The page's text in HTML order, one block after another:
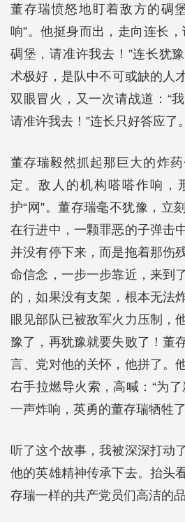
董存瑞愤怒地盯着敌方的碉
响”。他挺身而出，走向连长
碉堡，请准许我去！”连长犹
术极好，是队中不可或缺的
双眼冒火，又一次请战道：“
请准许我去！”连长只好答应了。
董存瑞毅然抓起那巨大的炸
定。敌人的机构嗒嗒作响，
护“网”。董存瑞毫不犹豫，立
在行进中，一颗罪恶的子弹击
并没有停下来，而是拖着那伤
命信念，一步一步靠近，来到
的，如果没有支架，根本无法
眼见部队已被敌军火力压制，
豫了，再犹豫就要失败了！董
言、党对他的关怀，他拼了。
右手拉燃导火索，高喊：“为
一声炸响，英勇的董存瑞牺牲
听了这个故事，我被深深打动
他的英雄精神传承下去。抬头
存瑞一样的共产党员们高洁的